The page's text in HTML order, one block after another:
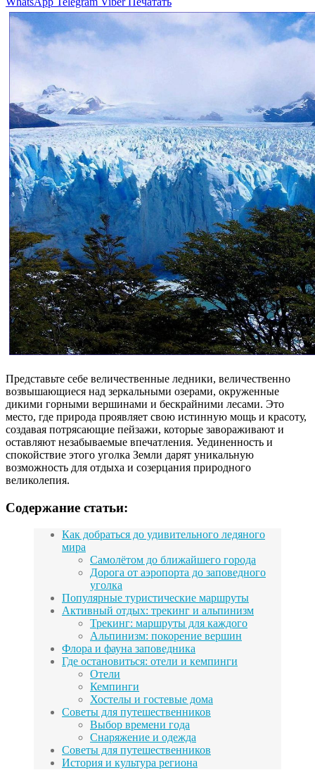
Представьте себе величественные ледники, величественно
возвышающиеся над зеркальными озерами, окруженные
дикими горными вершинами и бескрайними лесами. Это
место, где природа проявляет свою истинную мощь и красоту,
создавая потрясающие пейзажи, которые завораживают и
оставляют незабываемые впечатления. Уединенность и
спокойствие этого уголка Земли дарят уникальную
возможность для отдыха и созерцания природного
великолепия.
Содержание статьи:
Как добраться до удивительного ледяного
мира
Самолётом до ближайшего города
Дорога от аэропорта до заповедного
уголка
Популярные туристические маршруты
Активный отдых: трекинг и альпинизм
Трекинг: маршруты для каждого
Альпинизм: покорение вершин
Флора и фауна заповедника
Где остановиться: отели и кемпинги
Отели
Кемпинги
Хостелы и гостевые дома
Советы для путешественников
Выбор времени года
Снаряжение и одежда
Советы для путешественников
История и культура региона